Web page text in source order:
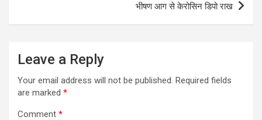
भीषण आग से केरोसिन डिपो राख
Leave a Reply
Your email address will not be published. Required fields
are marked *
Comment *